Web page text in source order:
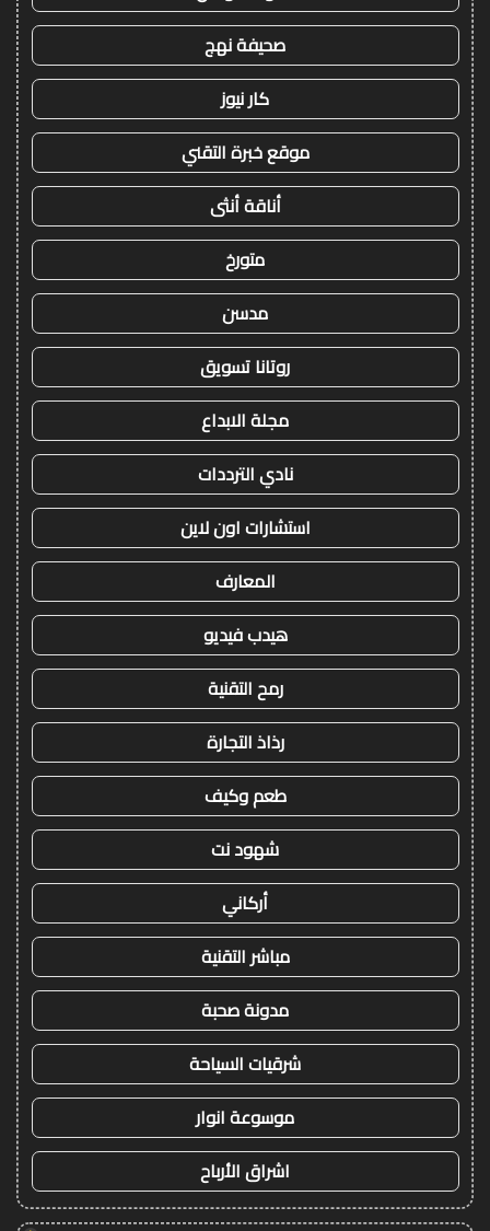
صحيفة نهج
كار نيوز
موقع خبرة التقني
أناقة أنثى
متورخ
مدسن
روتانا تسويق
مجلة الابداع
نادي الترددات
استشارات اون لاين
المعارف
هيدب فيديو
رمح التقنية
رذاذ التجارة
طعم وكيف
شهود نت
أركاني
مباشر التقنية
مدونة صحبة
شرقيات السياحة
موسوعة انوار
اشراق الأرباح